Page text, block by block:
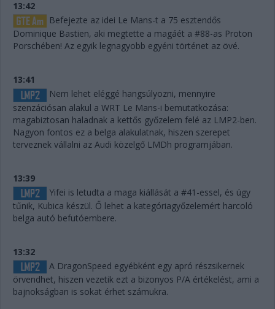
13:42
Befejezte az idei Le Mans-t a 75 esztendős
Dominique Bastien, aki megtette a magáét a #88-as Proton
Porschében! Az egyik legnagyobb egyéni történet az övé.
13:41
Nem lehet eléggé hangsúlyozni, mennyire
szenzációsan alakul a WRT Le Mans-i bemutatkozása:
magabiztosan haladnak a kettős győzelem felé az LMP2-ben.
Nagyon fontos ez a belga alakulatnak, hiszen szerepet
terveznek vállalni az Audi közelgő LMDh programjában.
13:39
Yifei is letudta a maga kiállását a #41-essel, és úgy
tűnik, Kubica készül. Ő lehet a kategóriagyőzelemért harcoló
belga autó befutóembere.
13:32
A DragonSpeed egyébként egy apró részsikernek
örvendhet, hiszen vezetik ezt a bizonyos P/A értékelést, ami a
bajnokságban is sokat érhet számukra.